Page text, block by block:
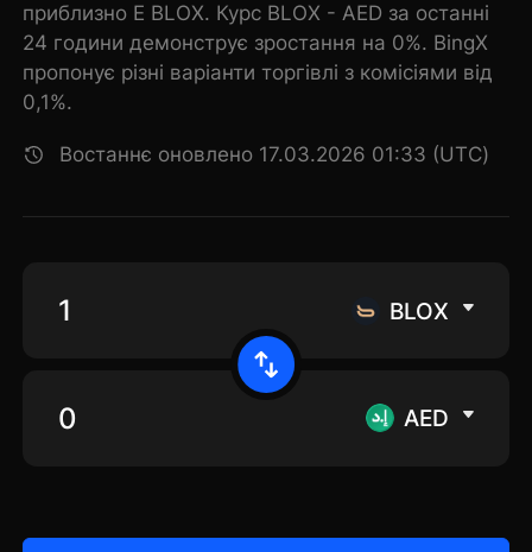
приблизно E BLOX. Курс BLOX - AED за останні
24 години демонструє зростання на 0%. BingX
пропонує різні варіанти торгівлі з комісіями від
0,1%.
Востаннє оновлено 17.03.2026 01:33 (UTC)
BLOX
AED